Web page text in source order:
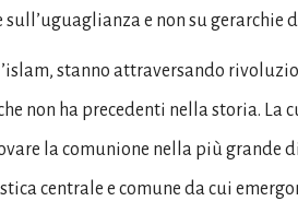
e non su gerarchie
stanno attraversando
non ha precedenti nella storia. La
la comunione nella più grande
centrale e comune da cui